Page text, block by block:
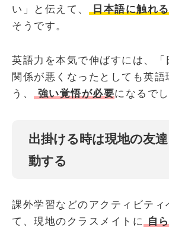
い」と伝えて、
日本語に触れ
そうです。
英語力を本気で伸ばすには、「
関係が悪くなったとしても英語
う、
強い覚悟が必要になるでし
出掛ける時は現地の友
動する
課外学習などのアクティビティ
て、現地のクラスメイトに
自